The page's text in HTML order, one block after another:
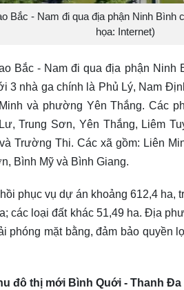
Bắc - Nam đi qua địa phận Ninh Bình
họa: Internet)
Bắc - Nam đi qua địa phận Ninh
3 nhà ga chính là Phủ Lý, Nam
và phường Yên Thắng. Các
Trung Sơn, Yên Thắng, Liêm
Trường Thi. Các xã gồm: Liên
Bình Mỹ và Bình Giang.
phục vụ dự án khoảng 612,4 ha,
các loại đất khác 51,49 ha. Địa
phóng mặt bằng, đảm bảo quyền
đô thị mới Bình Quới - Thanh Đa